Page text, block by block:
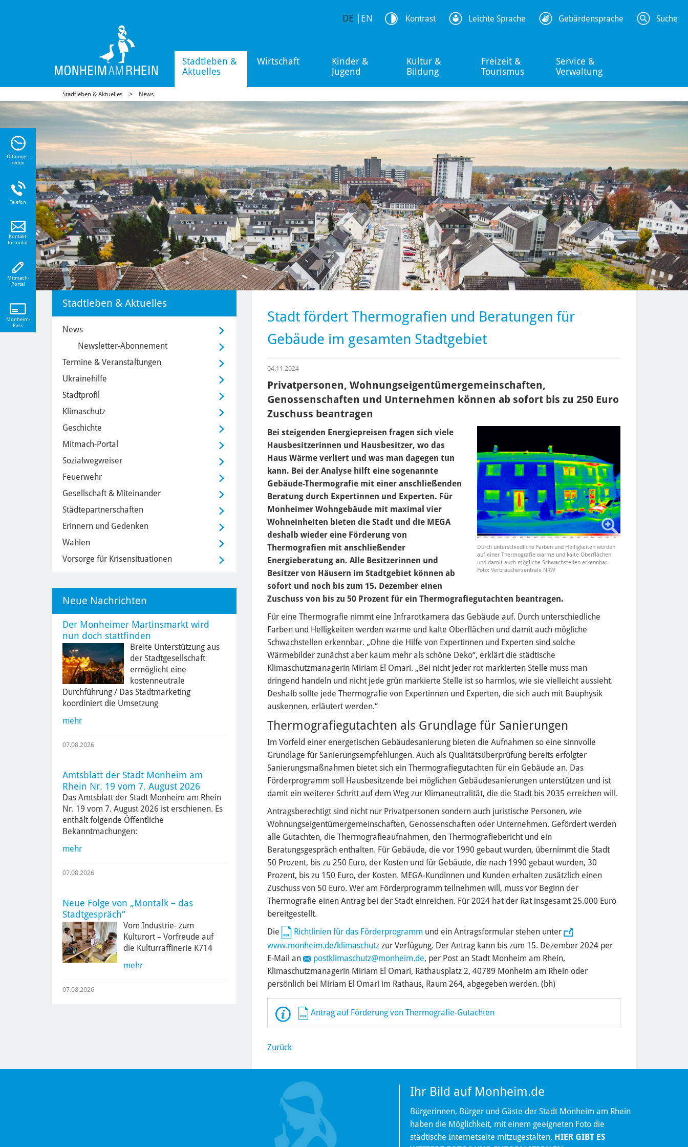
Stadtleben &
Aktuelles
Wirtschaft
Kinder &
Jugend
Kultur &
Bildung
Freizeit &
Tourismus
Service &
Verwaltung
DE EN Kontrast Leichte Sprache Gebärdensprache Suche
Stadtleben & Aktuelles News
Stadt fördert Thermografien und Beratungen für
Gebäude im gesamten Stadtgebiet
04.11.2024
Privatpersonen, Wohnungseigentümergemeinschaften,
Genossenschaften und Unternehmen können ab sofort bis zu 250 Euro
Zuschuss beantragen
Durch unterschiedliche Farben und Helligkeiten werden
auf einer Thermografie warme und kalte Oberflächen
und damit auch mögliche Schwachstellen erkennbar.
Foto: Verbraucherzentrale NRW
Bei steigenden Energiepreisen fragen sich viele
Hausbesitzerinnen und Hausbesitzer, wo das
Haus Wärme verliert und was man dagegen tun
kann. Bei der Analyse hilft eine sogenannte
Gebäude-Thermografie mit einer anschließenden
Beratung durch Expertinnen und Experten. Für
Monheimer Wohngebäude mit maximal vier
Wohneinheiten bieten die Stadt und die MEGA
deshalb wieder eine Förderung von
Thermografien mit anschließender
Energieberatung an. Alle Besitzerinnen und
Besitzer von Häusern im Stadtgebiet können ab
sofort und noch bis zum 15. Dezember einen
Zuschuss von bis zu 50 Prozent für ein Thermografiegutachten beantragen.
Für eine Thermografie nimmt eine Infrarotkamera das Gebäude auf. Durch unterschiedliche
Farben und Helligkeiten werden warme und kalte Oberflächen und damit auch mögliche
Schwachstellen erkennbar. „Ohne die Hilfe von Expertinnen und Experten sind solche
Wärmebilder zunächst aber kaum mehr als schöne Deko“, erklärt die städtische
Klimaschutzmanagerin Miriam El Omari. „Bei nicht jeder rot markierten Stelle muss man
dringend handeln und nicht jede grün markierte Stelle ist so harmlos, wie sie vielleicht aussieht.
Deshalb sollte jede Thermografie von Expertinnen und Experten, die sich auch mit Bauphysik
auskennen, erläutert werden.“
Thermografiegutachten als Grundlage für Sanierungen
Im Vorfeld einer energetischen Gebäudesanierung bieten die Aufnahmen so eine sinnvolle
Grundlage für Sanierungsempfehlungen. Auch als Qualitätsüberprüfung bereits erfolgter
Sanierungsmaßnahmen bietet sich ein Thermografiegutachten für ein Gebäude an. Das
Förderprogramm soll Hausbesitzende bei möglichen Gebäudesanierungen unterstützen und ist
damit ein weiterer Schritt auf dem Weg zur Klimaneutralität, die die Stadt bis 2035 erreichen will.
Antragsberechtigt sind nicht nur Privatpersonen sondern auch juristische Personen, wie
Wohnungseigentümergemeinschaften, Genossenschaften oder Unternehmen. Gefördert werden
alle Gutachten, die Thermografieaufnahmen, den Thermografiebericht und ein
Beratungsgespräch enthalten. Für Gebäude, die vor 1990 gebaut wurden, übernimmt die Stadt
50 Prozent, bis zu 250 Euro, der Kosten und für Gebäude, die nach 1990 gebaut wurden, 30
Prozent, bis zu 150 Euro, der Kosten. MEGA-Kundinnen und Kunden erhalten zusätzlich einen
Zuschuss von 50 Euro. Wer am Förderprogramm teilnehmen will, muss vor Beginn der
Thermografie einen Antrag bei der Stadt einreichen. Für 2024 hat der Rat insgesamt 25.000 Euro
bereitgestellt.
Die
Richtlinien für das Förderprogramm und ein Antragsformular stehen unter
www.monheim.de/klimaschutz zur Verfügung. Der Antrag kann bis zum 15. Dezember 2024 per
E-Mail an
postklimaschutz@monheim.de, per Post an Stadt Monheim am Rhein,
Klimaschutzmanagerin Miriam El Omari, Rathausplatz 2, 40789 Monheim am Rhein oder
persönlich bei Miriam El Omari im Rathaus, Raum 264, abgegeben werden. (bh)
Antrag auf Förderung von Thermografie-Gutachten
Zurück
Stadtleben & Aktuelles
News
Newsletter-Abonnement
Termine & Veranstaltungen
Ukrainehilfe
Stadtprofil
Klimaschutz
Geschichte
Mitmach-Portal
Sozialwegweiser
Feuerwehr
Gesellschaft & Miteinander
Städtepartnerschaften
Erinnern und Gedenken
Wahlen
Vorsorge für Krisensituationen
Neue Nachrichten
Der Monheimer Martinsmarkt wird
nun doch stattfinden
Breite Unterstützung aus
der Stadtgesellschaft
ermöglicht eine
kostenneutrale
Durchführung / Das Stadtmarketing
koordiniert die Umsetzung
mehr
07.08.2026
Amtsblatt der Stadt Monheim am
Rhein Nr. 19 vom 7. August 2026
Das Amtsblatt der Stadt Monheim am Rhein
Nr. 19 vom 7. August 2026 ist erschienen. Es
enthält folgende Öffentliche
Bekanntmachungen:
mehr
07.08.2026
Neue Folge von „Montalk – das
Stadtgespräch“
Vom Industrie- zum
Kulturort – Vorfreude auf
die Kulturraffinerie K714
mehr
07.08.2026
Ihr Bild auf Monheim.de
Bürgerinnen, Bürger und Gäste der Stadt Monheim am Rhein
haben die Möglichkeit, mit einem geeigneten Foto die
städtische Internetseite mitzugestalten. HIER GIBT ES
Öffnungs-
zeiten
Telefon
Kontakt-
formular
Mitmach-
Portal
Monheim-
Pass
Sie
zu